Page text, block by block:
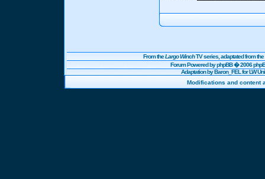
From theLargo WinchTV series, adaptated from
Forum Powered byphpBB� 2006
Adaptation by Baron_FEL for LW
Modifications and content